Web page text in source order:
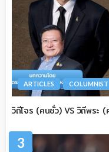
ARTICLES COLUMNIST
วิถีโจร (คนชั่ว) VS วิถีพระ
3